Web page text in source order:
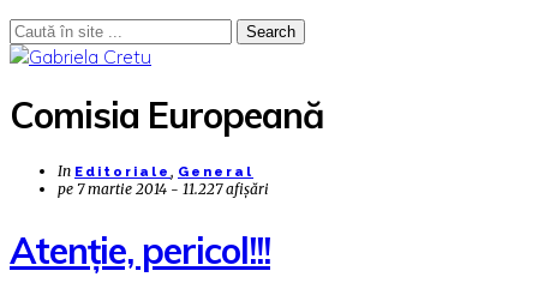
Search
Comisia Europeană
In Editoriale , General
pe 7 martie 2014 - 11.227 afișări
Atenție, pericol!!!